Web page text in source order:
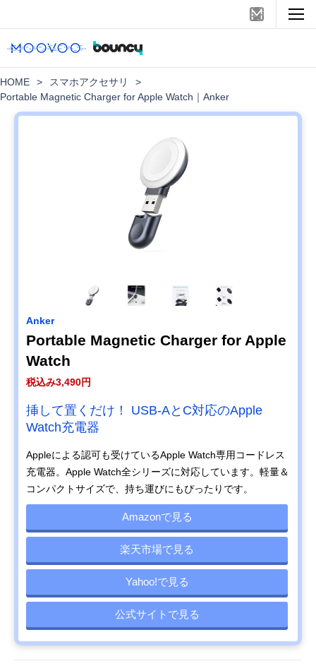
HOME > スマホアクセサリ
>
Portable Magnetic Charger for Apple Watch｜Anker
Anker
Portable Magnetic Charger for Apple
Watch
税込み3,490円
挿して置くだけ！ USB-AとC対応のApple
Watch充電器
Appleによる認可も受けているApple Watch専用コードレス
充電器。Apple Watch全シリーズに対応しています。軽量＆
コンパクトサイズで、持ち運びにもぴったりです。
Amazonで見る
楽天市場で見る
Yahoo!で見る
公式サイトで見る